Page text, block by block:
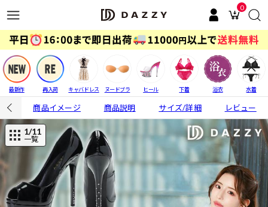
0
最新作 再入荷 キャバドレス ヌードブラ ヒール 下着 浴衣 水着
商品イメージ 商品説明 サイズ/詳細 レビュー
1/11
一覧